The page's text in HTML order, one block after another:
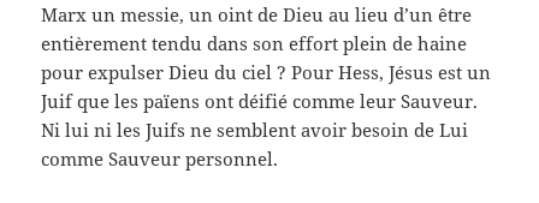
Marx un messie, un oint de Dieu au lieu d’un être
entièrement tendu dans son effort plein de haine
pour expulser Dieu du ciel ? Pour Hess, Jésus est un
Juif que les païens ont déifié comme leur Sauveur.
Ni lui ni les Juifs ne semblent avoir besoin de Lui
comme Sauveur personnel.